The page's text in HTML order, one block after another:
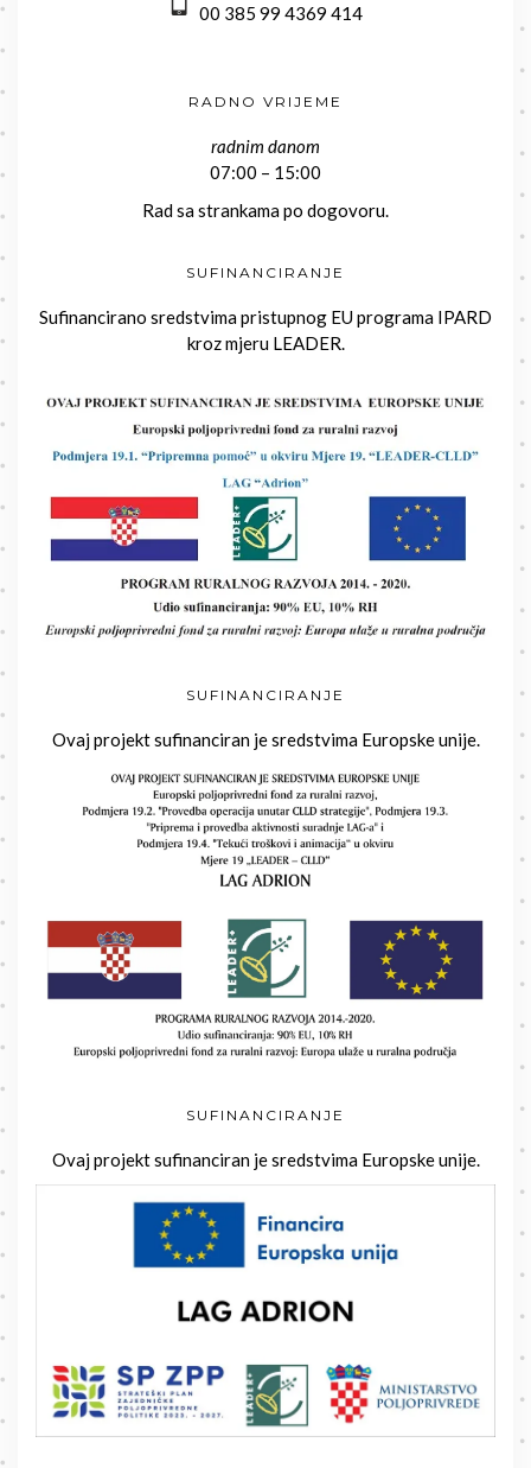
00 385 99 4369 414
RADNO VRIJEME
radnim danom
07:00 – 15:00
Rad sa strankama po dogovoru.
SUFINANCIRANJE
Sufinancirano sredstvima pristupnog EU programa IPARD
kroz mjeru LEADER.
SUFINANCIRANJE
Ovaj projekt sufinanciran je sredstvima Europske unije.
SUFINANCIRANJE
Ovaj projekt sufinanciran je sredstvima Europske unije.